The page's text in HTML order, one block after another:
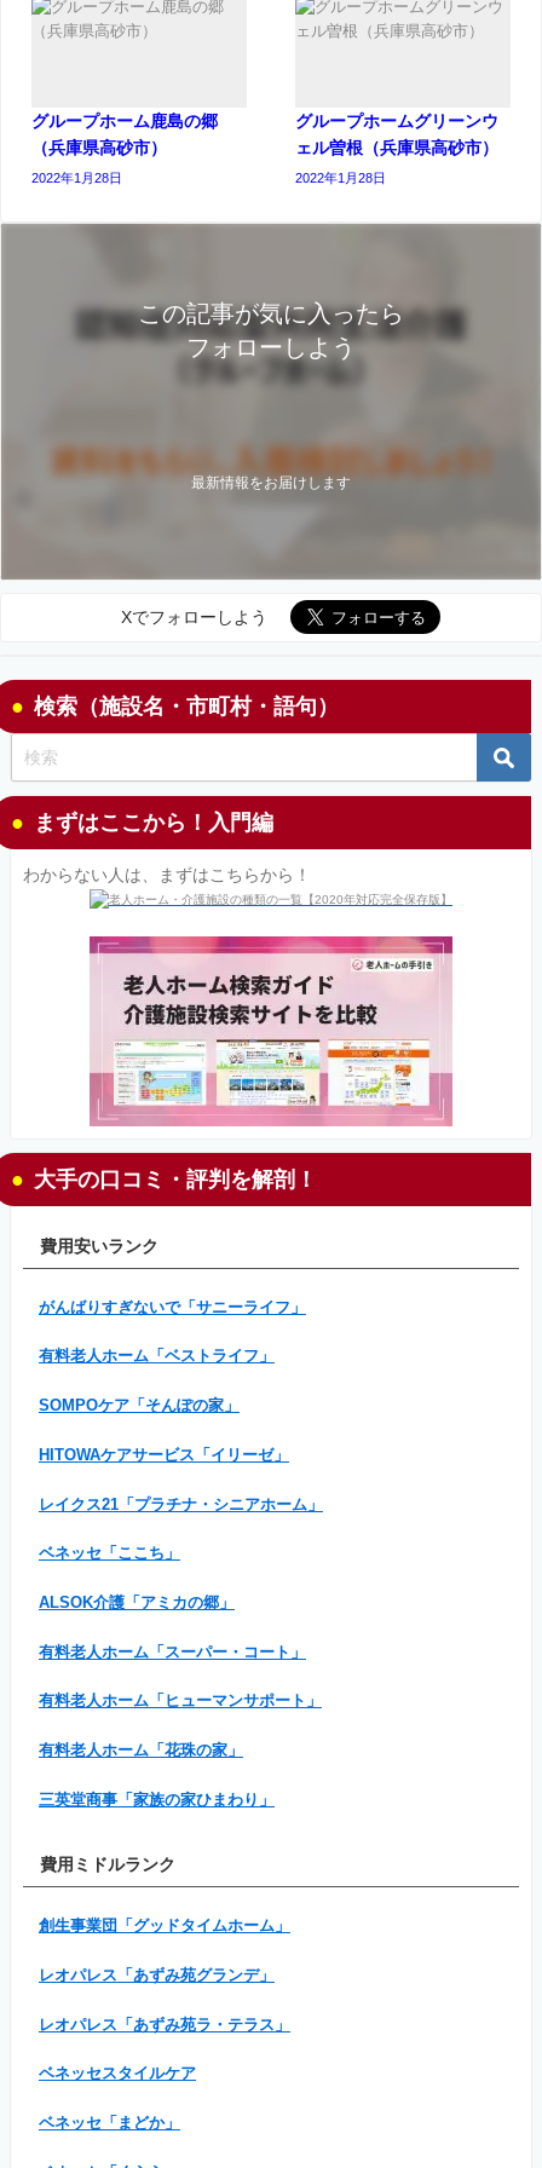
グループホーム鹿島の郷
（兵庫県高砂市）
2022年1月28日
グループホームグリーンウ
ェル曽根（兵庫県高砂市）
2022年1月28日
この記事が気に入ったら
フォローしよう
最新情報をお届けします
Xでフォローしよう
検索（施設名・市町村・語句）
まずはここから！入門編
わからない人は、まずはこちらから！
大手の口コミ・評判を解剖！
費用安いランク
がんばりすぎないで「サニーライフ」
有料老人ホーム「ベストライフ」
SOMPOケア「そんぽの家」
HITOWAケアサービス「イリーゼ」
レイクス21「プラチナ・シニアホーム」
ベネッセ「ここち」
ALSOK介護「アミカの郷」
有料老人ホーム「スーパー・コート」
有料老人ホーム「ヒューマンサポート」
有料老人ホーム「花珠の家」
三英堂商事「家族の家ひまわり」
費用ミドルランク
創生事業団「グッドタイムホーム」
レオパレス「あずみ苑グランデ」
レオパレス「あずみ苑ラ・テラス」
ベネッセスタイルケア
ベネッセ「まどか」